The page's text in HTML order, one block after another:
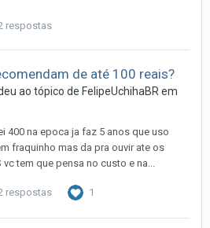
respostas
de até 100 reais?
ao tópico de FelipeUchihaBR em
400 na epoca ja faz 5 anos que uso
fraquinho mas da pra ouvir ate os
tem que pensa no custo e na...
respostas 1